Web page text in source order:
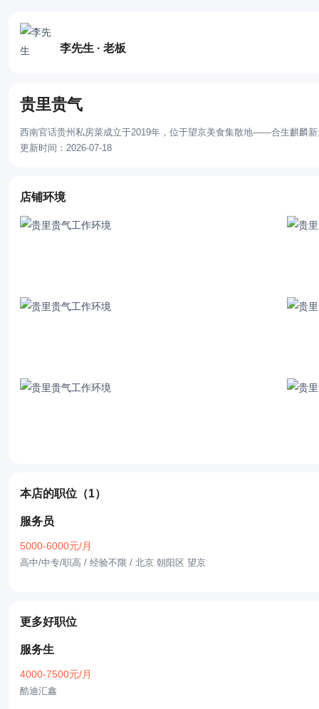
李先生 · 老板
贵里贵气
西南官话贵州私房菜成立于2019年，位于望京美食集散地——合生麒麟
更新时间：2026-07-18
店铺环境
本店的职位 （1）
服务员
5000-6000元/月
高中/中专/职高 / 经验不限 / 北京 朝阳区 望京
更多好职位
服务生
4000-7500元/月
酷迪汇鑫